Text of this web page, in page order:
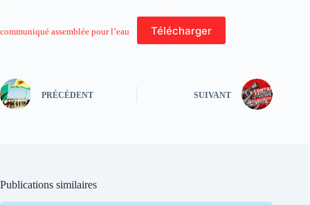
communiqué assemblée pour l’eau Télécharger
PRÉCÉDENT SUIVANT
Publications similaires